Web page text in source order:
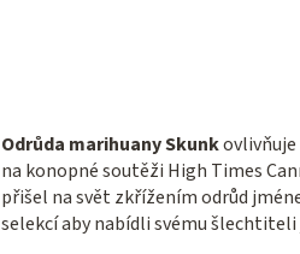
Odrůda marihuany Skunkovlivňuje
na konopné soutěži High Times
přišel na svět zkřížením odrůd
selekcí aby nabídli svému